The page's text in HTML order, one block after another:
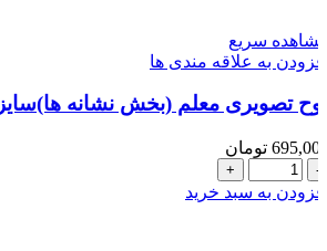
تدریس
و
صحیح
واژه‌ها
عدد
سریع
به علاقه مندی ها
تصويری معلم (بخش نشانه ها)سایز 50 در 70 (سیمی )
تومان
لوح
تصويریبه سبد خرید